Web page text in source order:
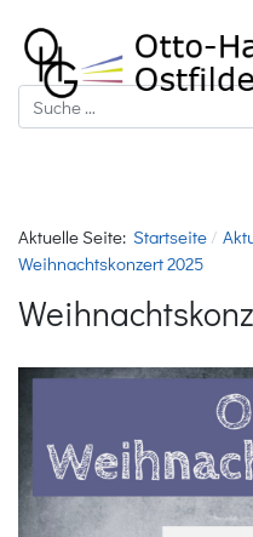
Suchen
Aktuelle Seite: Startseite
Weihnachtskonzert 2025